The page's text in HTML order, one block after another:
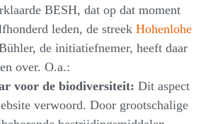
BESH, dat op dat moment
leden, de streek Hohenlohe
de initiatiefnemer, heeft daar
over. O.a.:
voor de biodiversiteit: Dit aspect
verwoord. Door grootschalige